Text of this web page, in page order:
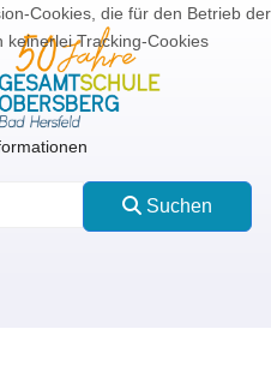
Suchen
Cookies, die für den Betrieb der
keinerlei Tracking-Cookies